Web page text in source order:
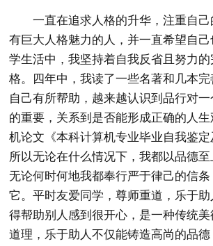
一直在追求人格的升华，注重自
有巨大人格魅力的人，并一直希望自
学生活中，我坚持着自我反省且努力的
格。四年中，我读了一些名著和几本
自己有所帮助，越来越认识到品行对
的重要，关系到是否能形成正确的人
机论文《本科计算机专业毕业自我鉴定
所以无论在什么情况下，我都以品德至
无论何时何地我都奉行严于律己的信
它。平时友爱同学，尊师重道，乐于
得帮助别人感到很开心，是一种传统
道理，乐于助人不仅能铸造高尚的品